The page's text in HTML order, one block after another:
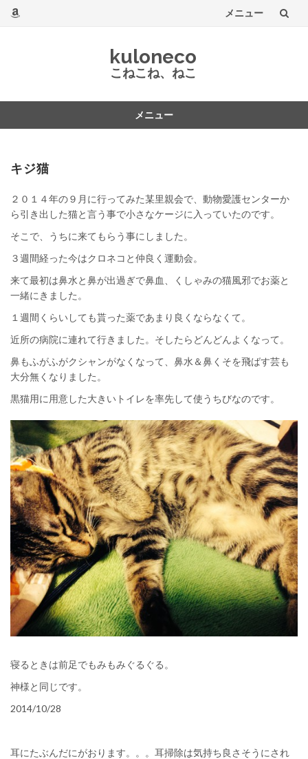
メニュー
へ
kuloneco
こねこね、ねこ
メニュー
キジ猫
２０１４年の９月に行ってみた某里親会で、動物愛護センターか
ら引き出した猫と言う事で小さなケージに入っていたのです。
そこで、うちに来てもらう事にしました。
３週間経った今はクロネコと仲良く運動会。
来て最初は鼻水と鼻が出過ぎで鼻血、くしゃみの猫風邪でお薬と
一緒にきました。
１週間くらいしても貰った薬であまり良くならなくて。
近所の病院に連れて行きました。そしたらどんどんよくなって。
鼻もふがふがクシャンがなくなって、鼻水＆鼻くそを飛ばす芸も
大分無くなりました。
黒猫用に用意した大きいトイレを率先して使うちびなのです。
寝るときは前足でもみもみぐるぐる。
神様と同じです。
2014/10/28
耳にたぶんだにがおります。。。耳掃除は気持ち良さそうにされ